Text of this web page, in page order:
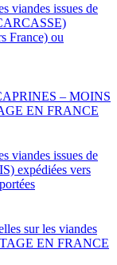
viandes issues de
France) ou
– MOINS
EN FRANCE
viandes issues de
expédiées vers
sur les viandes
EN FRANCE